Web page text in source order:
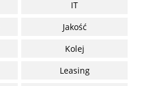
IT
Jakość
Kolej
Leasing